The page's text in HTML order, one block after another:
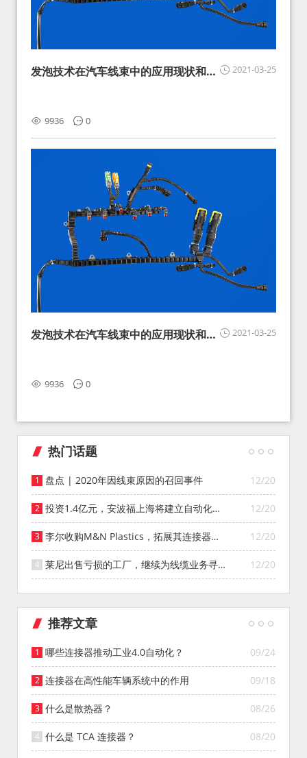
2021-03-25
发泡技术在汽车线束中的应用现状和展
9936 0
2021-03-25
发泡技术在汽车线束中的应用现状和展
9936 0
热门话题
12/20
盘点 | 2020年因线束原因的召回事件
12/20
投资1.4亿元，安波福上海将建立自动化智
能仓库
12/20
李尔收购M&N Plastics，拓展其连接器系
统业务
12/20
莱尼出售亏损的工厂，继续为线缆业务寻找
投资者
推荐文章
09/24
哪些连接器推动工业4.0自动化？
09/18
连接器在高性能车辆系统中的作用
08/26
什么是散热器？
08/20
什么是 TCA 连接器？